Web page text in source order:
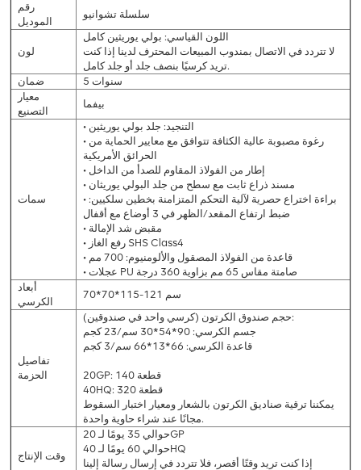
رقم
الموديل
سلسلة تشوانيو
لون
اللون القياسي: بولي يوريثين كامل
لا تتردد في الاتصال بمندوب المبيعات المحترف لدينا إذا كنت
تريد كرسيًا بنصف جلد أو جلد كامل.
ضمان
5 سنوات
معيار
التصنيع
بيفما
سمات
• التنجيد: جلد بولي يوريثين
• رغوة مصبوبة عالية الكثافة تتوافق مع معايير الحماية من
الحرائق الأمريكية
• إطار من الفولاذ المقاوم للصدأ من الداخل
• مسند ذراع ثابت مع سطح من جلد البولي يوريثان
• براءة اختراع حصرية لآلية التحكم المتزامنة بخطين سلكيين:
ضبط ارتفاع المقعد/الظهر في 3 أوضاع مع أقفال
• مقبض شد الإمالة
• رفع الغاز SHS Class4
• قاعدة من الفولاذ المصقول والألومنيوم: 700 مم
• عجلات PU صامتة مقاس 65 مم بزاوية 360 درجة
أبعاد
الكرسي
70*70*115-121 سم
تفاصيل
الحزمة
حجم صندوق الكرتون (كرسي واحد في صندوقين):
جسم الكرسي: 90*54*30 سم/23 كجم
قاعدة الكرسي: 66*13*66 سم/3 كجم
20GP: 140 قطعة
40HQ: 320 قطعة
يمكننا ترقية صناديق الكرتون بالشعار ومعيار اختبار السقوط
مجانًا عند شراء حاوية واحدة.
وقت الإنتاج
حوالي 35 يومًا لـ 20GP
حوالي 60 يومًا لـ 40HQ
إذا كنت تريد وقتًا أقصر، فلا تتردد في إرسال رسالة إلينا